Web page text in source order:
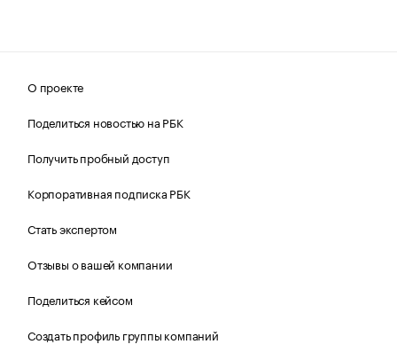
О проекте
Поделиться новостью на РБК
Получить пробный доступ
Корпоративная подписка РБК
Стать экспертом
Отзывы о вашей компании
Поделиться кейсом
Создать профиль группы компаний